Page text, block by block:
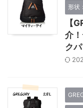
形状
【
介
ク